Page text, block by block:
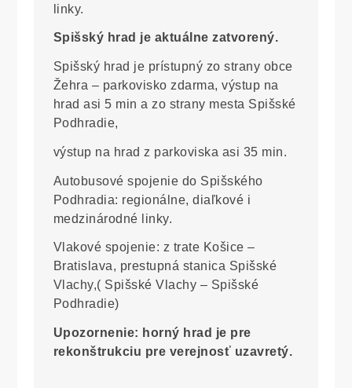
linky.
Spišský hrad je aktuálne zatvorený.
Spišský hrad je prístupný zo strany obce
Žehra – parkovisko zdarma, výstup na
hrad asi 5 min a zo strany mesta Spišské
Podhradie,
výstup na hrad z parkoviska asi 35 min.
Autobusové spojenie do Spišského
Podhradia: regionálne, diaľkové i
medzinárodné linky.
Vlakové spojenie: z trate Košice –
Bratislava, prestupná stanica Spišské
Vlachy,( Spišské Vlachy – Spišské
Podhradie)
Upozornenie: horný hrad je pre
rekonštrukciu pre verejnosť uzavretý.